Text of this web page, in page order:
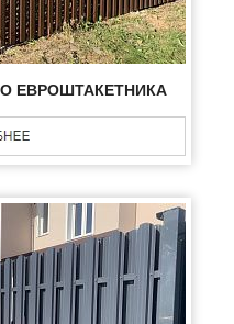
ЕВРОШТАКЕТНИКА